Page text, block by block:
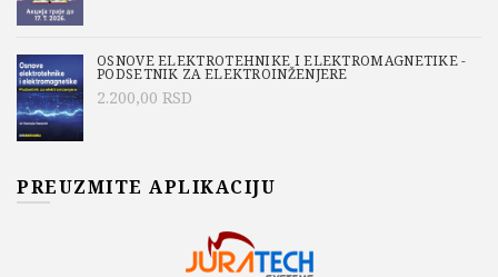
OSNOVE ELEKTROTEHNIKE I ELEKTROMAGNETIKE -
PODSETNIK ZA ELEKTROINŽENJERE
2.200,00 RSD
PREUZMITE APLIKACIJU